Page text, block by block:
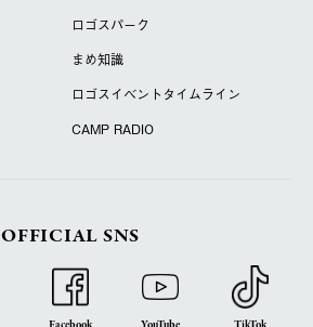
ロゴスパーク
まめ知識
ロゴスイベントタイムライン
CAMP RADIO
OFFICIAL SNS